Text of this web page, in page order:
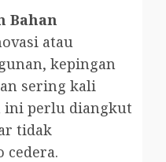
Bahan
atau
kepingan
sering kali
ini perlu diangkut
tidak